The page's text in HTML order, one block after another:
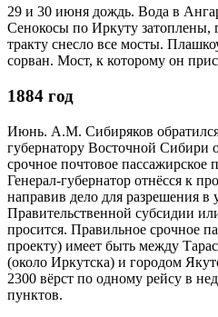
29 и 30 июня дождь. Вода в
Сенокосы по Иркуту затоплены,
тракту снесло все мосты.
сорван. Мост, к которому он
1884 год
Июнь. А.М. Сибиряков обратился
губернатору Восточной Сибири
срочное почтовое пассажирское
Генерал-губернатор отнёсся к
направив дело для разрешения в
Правительственной субсидии
просится. Правильное срочное
проекту) имеет быть между
(около Иркутска) и городом
2300 вёрст по одному рейсу в
пунктов.